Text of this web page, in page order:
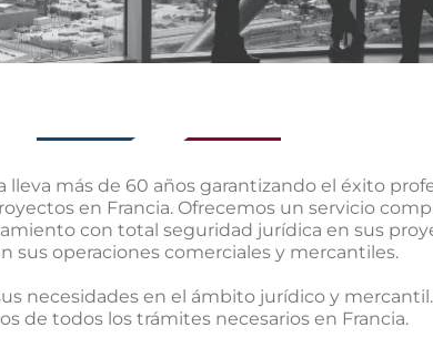
lleva más de 60 años garantizando el éxito
en Francia. Ofrecemos un servicio
con total seguridad jurídica en sus
sus operaciones comerciales y mercantiles.
necesidades en el ámbito jurídico y
de todos los trámites necesarios en Francia.